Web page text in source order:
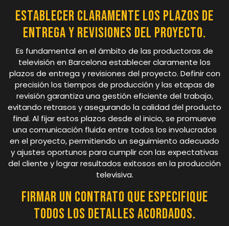
Establecer claramente los plazos de
entrega y revisiones del proyecto.
Es fundamental en el ámbito de las productoras de
televisión en Barcelona establecer claramente los
plazos de entrega y revisiones del proyecto. Definir con
precisión los tiempos de producción y las etapas de
revisión garantiza una gestión eficiente del trabajo,
evitando retrasos y asegurando la calidad del producto
final. Al fijar estos plazos desde el inicio, se promueve
una comunicación fluida entre todos los involucrados
en el proyecto, permitiendo un seguimiento adecuado
y ajustes oportunos para cumplir con las expectativas
del cliente y lograr resultados exitosos en la producción
televisiva.
Firmar un contrato que especifique
todos los detalles acordados.